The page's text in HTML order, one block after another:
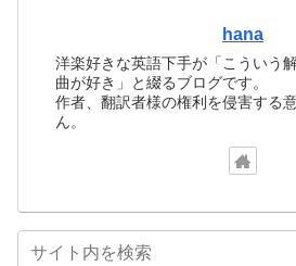
hana
洋楽好きな英語下手が「こういう
曲が好き」と綴るブログです。
作者、翻訳者様の権利を侵害する
ん。